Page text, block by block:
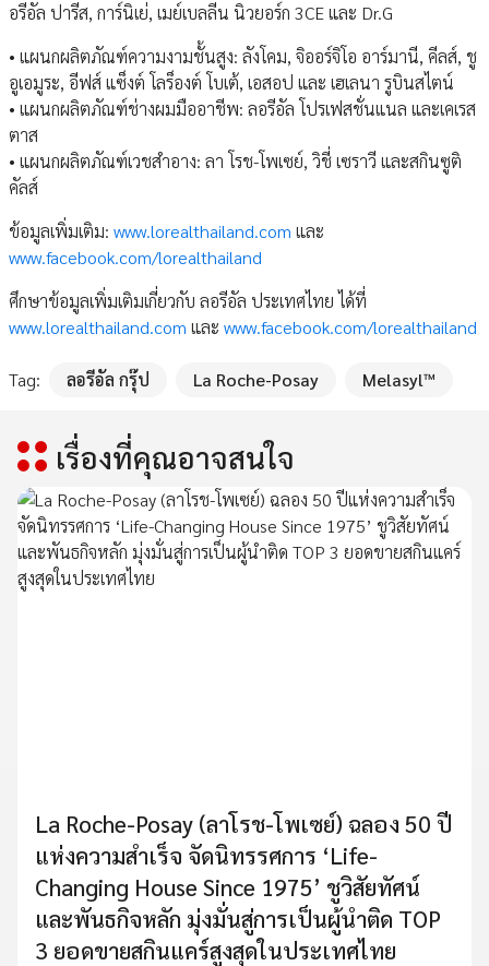
อรีอัล ปารีส, การ์นิเย่, เมย์เบลลีน นิวยอร์ก 3CE และ Dr.G
• แผนกผลิตภัณฑ์ความงามชั้นสูง: ลังโคม, จิออร์จิโอ อาร์มานี, คีลส์, ชู
อูเอมูระ, อีฟส์ แซ็งต์ โลร็องต์ โบเต้, เอสอป และ เฮเลนา รูบินสไตน์
• แผนกผลิตภัณฑ์ช่างผมมืออาชีพ: ลอรีอัล โปรเฟสชั่นแนล และเคเรส
ตาส
• แผนกผลิตภัณฑ์เวชสำอาง: ลา โรช-โพเซย์, วิชี่ เซราวี และสกินซูติ
คัลส์
ข้อมูลเพิ่มเติม: www.lorealthailand.com และ
www.facebook.com/lorealthailand
ศึกษาข้อมูลเพิ่มเติมเกี่ยวกับ ลอรีอัล ประเทศไทย ได้ที่
www.lorealthailand.com และ www.facebook.com/lorealthailand
Tag: ลอรีอัล กรุ๊ป La Roche-Posay Melasyl™
เรื่องที่คุณอาจสนใจ
La Roche-Posay (ลาโรช-โพเซย์) ฉลอง 50 ปี
แห่งความสำเร็จ จัดนิทรรศการ ‘Life-
Changing House Since 1975’ ชูวิสัยทัศน์
และพันธกิจหลัก มุ่งมั่นสู่การเป็นผู้นำติด TOP
3 ยอดขายสกินแคร์สูงสุดในประเทศไทย